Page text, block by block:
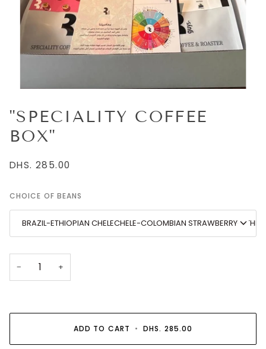
"SPECIALITY COFFEE
BOX"
DHS. 285.00
CHOICE OF BEANS
BRAZIL-ETHIOPIAN CHELECHELE-COLOMBIAN STRAWBERRY-
− +
ADD TO CART • DHS. 285.00